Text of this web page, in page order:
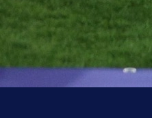
Talentovani vezista
stigao je u jedan od
ali surova istina je da
mjesto u startnoj postavi.